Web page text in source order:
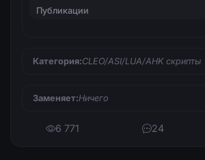
Публикации
Категория:CLEO/ASI/LUA/AHK скрипты
Заменяет:Ничего
6 771 24